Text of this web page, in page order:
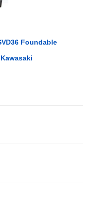
Foundable